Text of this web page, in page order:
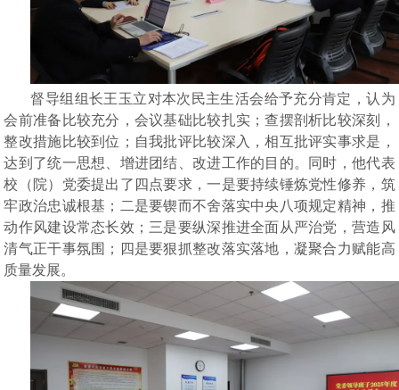
督导组组长王玉立对本次民主生活会给予充分肯定，认为
会前准备比较充分，会议基础比较扎实；查摆剖析比较深刻，
整改措施比较到位；自我批评比较深入，相互批评实事求是，
达到了统一思想、增进团结、改进工作的目的。同时， 他代表
校（院）党委提出了四点要求，一是要持续锤炼党性修养，筑
牢政治忠诚根基；二是要锲而不舍落实中央八项规定精神，推
动作风建设常态长效；三是要纵深推进全面从严治党，营造风
清气正干事氛围；四是要狠抓整改落实落地，凝聚合力赋能高
质量发展。